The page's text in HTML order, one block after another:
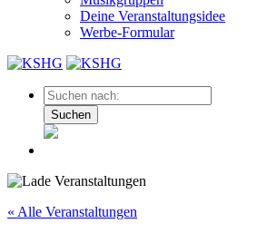
Deine Veranstaltungsidee
Werbe-Formular
Suchen
« Alle Veranstaltungen